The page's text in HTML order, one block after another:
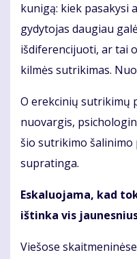
kunigą: kiek pasakysi
gydytojas daugiau
išdiferencijuoti, ar tai
kilmės sutrikimas.
O erekcinių sutrikimų
nuovargis,
šio sutrikimo
supratinga.
Eskaluojama, kad
ištinka vis
Viešose